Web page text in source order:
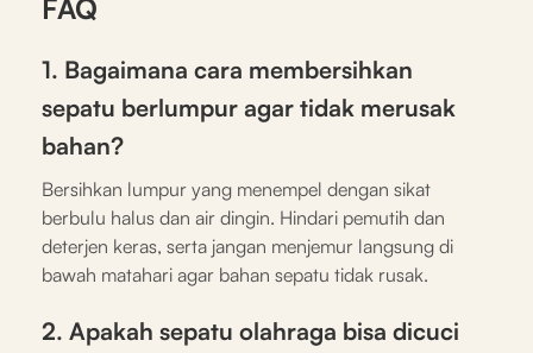
FAQ
1. Bagaimana cara membersihkan
sepatu berlumpur agar tidak merusak
bahan?
Bersihkan lumpur yang menempel dengan sikat
berbulu halus dan air dingin. Hindari pemutih dan
deterjen keras, serta jangan menjemur langsung di
bawah matahari agar bahan sepatu tidak rusak.
2. Apakah sepatu olahraga bisa dicuci